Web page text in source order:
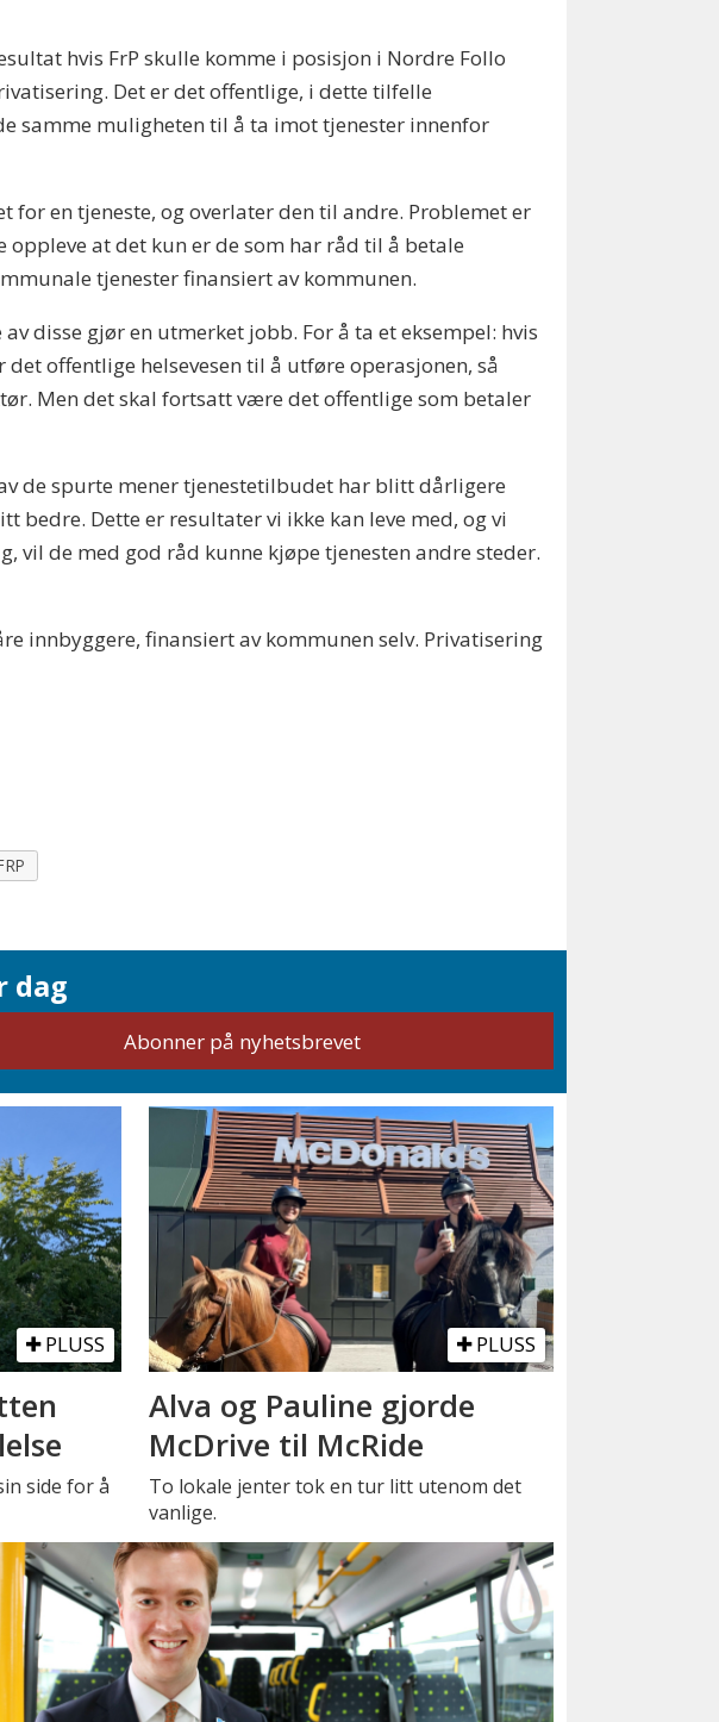
hvis FrP skulle komme i posisjon i Nordre Follo
Det er det offentlige, i dette tilfelle
samme muligheten til å ta imot tjenester innenfor
for en tjeneste, og overlater den til andre. Problemet er
at det kun er de som har råd til å betale
tjenester finansiert av kommunen.
disse gjør en utmerket jobb. For å ta et eksempel: hvis
offentlige helsevesen til å utføre operasjonen, så
Men det skal fortsatt være det offentlige som betaler
de spurte mener tjenestetilbudet har blitt dårligere
bedre. Dette er resultater vi ikke kan leve med, og vi
de med god råd kunne kjøpe tjenesten andre steder.
innbyggere, finansiert av kommunen selv. Privatisering
dag
PLUSS
side for å
PLUSS
Alva og Pauline gjorde
McDrive til McRide
To lokale jenter tok en tur litt utenom det
vanlige.